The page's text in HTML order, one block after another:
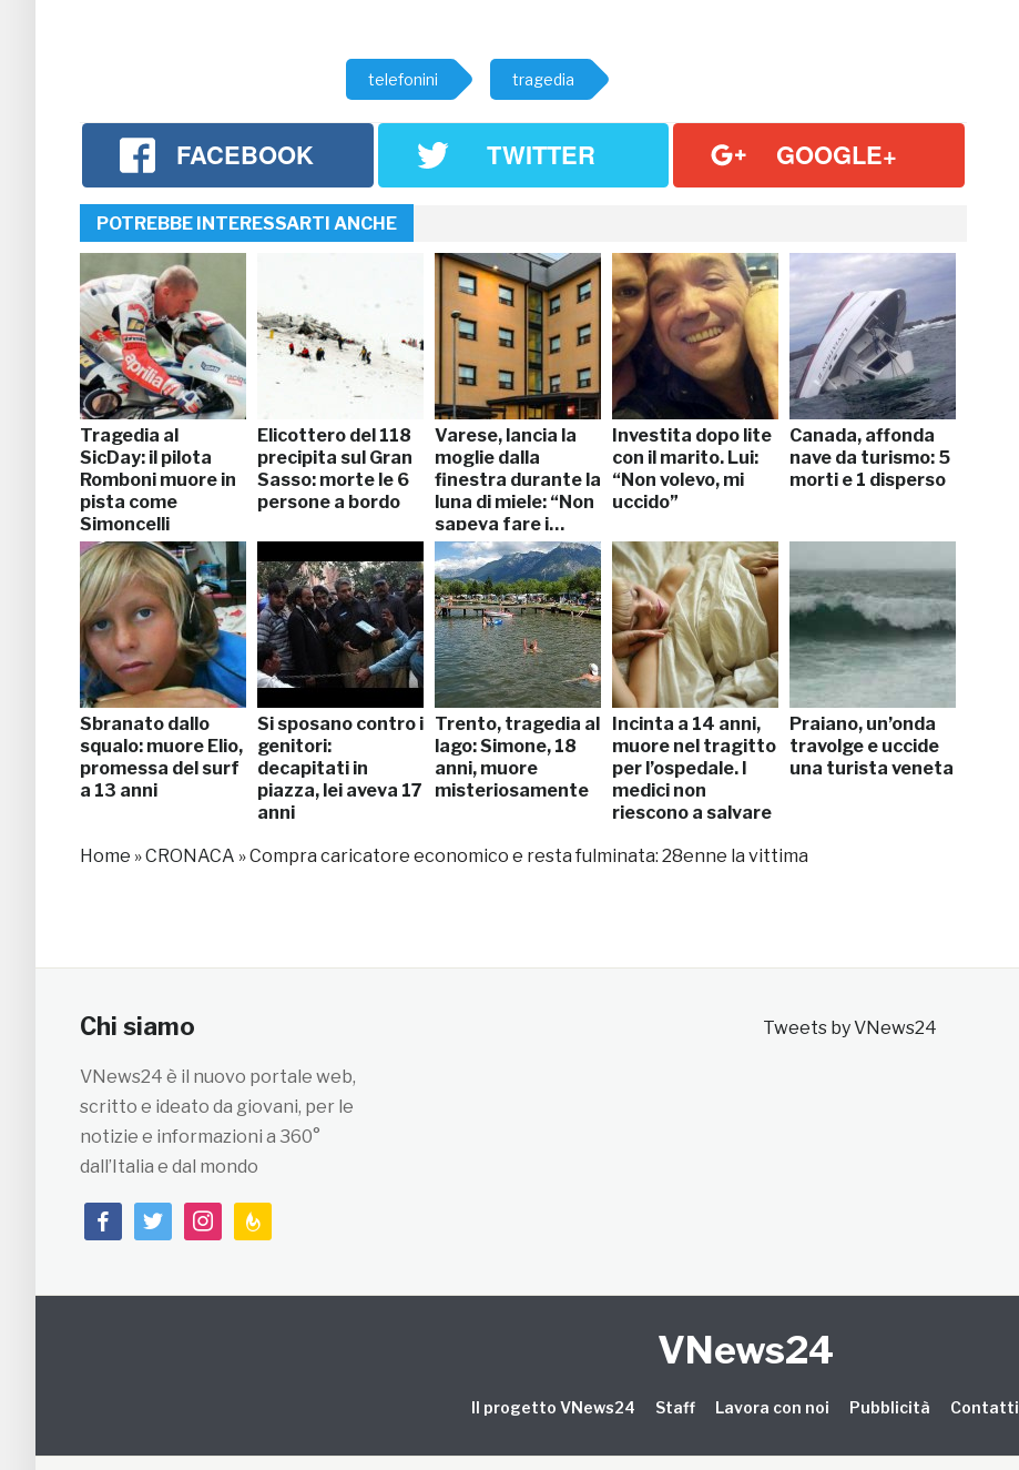
telefonini tragedia
FACEBOOK TWITTER GOOGLE+
POTREBBE INTERESSARTI ANCHE
Tragedia al
SicDay: il pilota
Romboni muore in
pista come
Simoncelli
Elicottero del 118
precipita sul Gran
Sasso: morte le 6
persone a bordo
Varese, lancia la
moglie dalla
finestra durante la
luna di miele: “Non
sapeva fare i…
Investita dopo lite
con il marito. Lui:
“Non volevo, mi
uccido”
Canada, affonda
nave da turismo: 5
morti e 1 disperso
Sbranato dallo
squalo: muore Elio,
promessa del surf
a 13 anni
Si sposano contro i
genitori:
decapitati in
piazza, lei aveva 17
anni
Trento, tragedia al
lago: Simone, 18
anni, muore
misteriosamente
Incinta a 14 anni,
muore nel tragitto
per l’ospedale. I
medici non
riescono a salvare
Praiano, un’onda
travolge e uccide
una turista veneta
Home »CRONACA »Compra caricatore economico e resta fulminata: 28enne la vittima
Chi siamo
VNews24 è il nuovo portale web,
scritto e ideato da giovani, per le
notizie e informazioni a 360°
dall’Italia e dal mondo
facebooktwitterinstagramfeedburner
Tweets by VNews24
VNews24
Il progetto VNews24 Staff Lavora con noi Pubblicità Contatti